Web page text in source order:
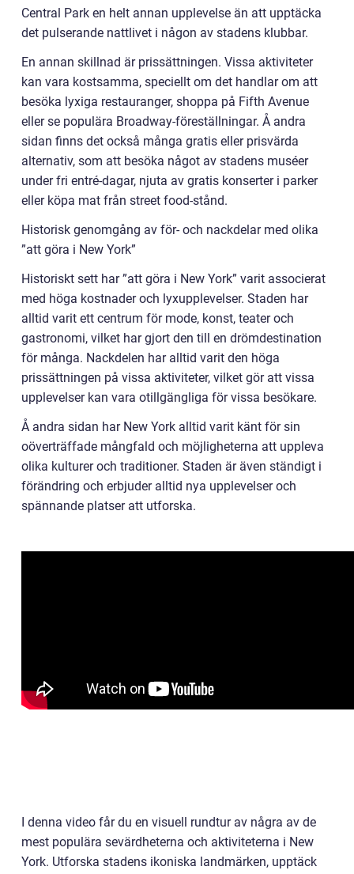
Central Park en helt annan upplevelse än att upptäcka
det pulserande nattlivet i någon av stadens klubbar.
En annan skillnad är prissättningen. Vissa aktiviteter
kan vara kostsamma, speciellt om det handlar om att
besöka lyxiga restauranger, shoppa på Fifth Avenue
eller se populära Broadway-föreställningar. Å andra
sidan finns det också många gratis eller prisvärda
alternativ, som att besöka något av stadens muséer
under fri entré-dagar, njuta av gratis konserter i parker
eller köpa mat från street food-stånd.
Historisk genomgång av för- och nackdelar med olika
”att göra i New York”
Historiskt sett har ”att göra i New York” varit associerat
med höga kostnader och lyxupplevelser. Staden har
alltid varit ett centrum för mode, konst, teater och
gastronomi, vilket har gjort den till en drömdestination
för många. Nackdelen har alltid varit den höga
prissättningen på vissa aktiviteter, vilket gör att vissa
upplevelser kan vara otillgängliga för vissa besökare.
Å andra sidan har New York alltid varit känt för sin
oöverträffade mångfald och möjligheterna att uppleva
olika kulturer och traditioner. Staden är även ständigt i
förändring och erbjuder alltid nya upplevelser och
spännande platser att utforska.
I denna video får du en visuell rundtur av några av de
mest populära sevärdheterna och aktiviteterna i New
York. Utforska stadens ikoniska landmärken, upptäck